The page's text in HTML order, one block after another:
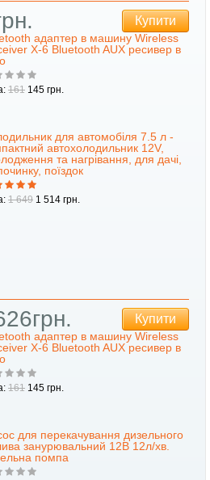
Купити
адаптер в машину Wireless
X-6 Bluetooth AUX ресивер в
161 145 грн.
для автомобіля 7.5 л -
автохолодильник 12V,
та нагрівання, для дачі,
поїздок
1 649 1 514 грн.
Купити
адаптер в машину Wireless
X-6 Bluetooth AUX ресивер в
161 145 грн.
для перекачування дизельного
занурювальний 12В 12л/хв.
помпа